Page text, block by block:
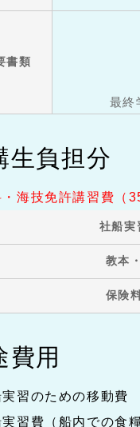
書類
最終
生負担分
・海技免許講習費（
社船実
教本
保険
費用
習のための移動費
習費（船内での食